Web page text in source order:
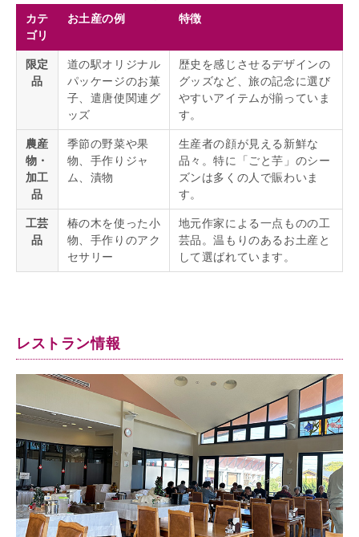
カテ
ゴリ
お土産の例 特徴
限定
品
道の駅オリジナル
パッケージのお菓
子、遣唐使関連グ
ッズ
歴史を感じさせるデザインの
グッズなど、旅の記念に選び
やすいアイテムが揃っていま
す。
農産
物・
加工
品
季節の野菜や果
物、手作りジャ
ム、漬物
生産者の顔が見える新鮮な
品々。特に「ごと芋」のシー
ズンは多くの人で賑わいま
す。
工芸
品
椿の木を使った小
物、手作りのアク
セサリー
地元作家による一点ものの工
芸品。温もりのあるお土産と
して選ばれています。
レストラン情報